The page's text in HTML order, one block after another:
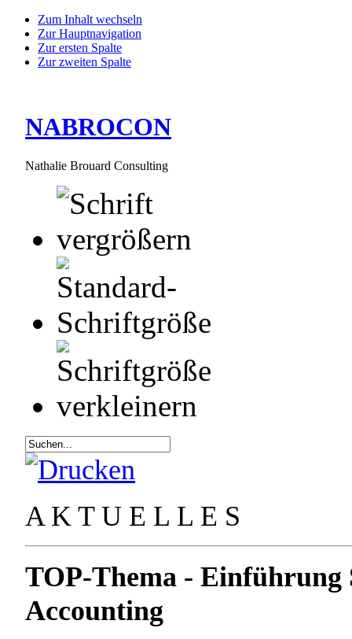
Zum Inhalt wechseln
Zur Hauptnavigation
Zur ersten Spalte
Zur zweiten Spalte
NABROCON
Nathalie Brouard Consulting
A K T U E L L E S
TOP-Thema -
Accounting